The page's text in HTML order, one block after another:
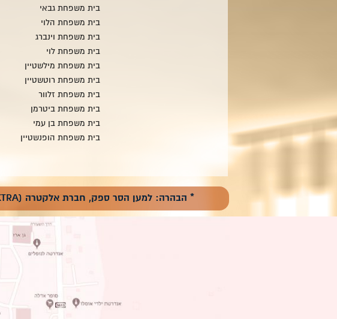
בית משפחת גבאי
בית משפחת הלוי
בית משפחת וינברג
בית משפחת לוי
בית משפחת מילשטיין
בית משפחת רוטשטיין
בית משפחת זלוור
בית משפחת ביטרמן
בית משפחת בן עמי
בית משפחת הופנשטיין
* הבהרה: למען הסר ספק, חברת אלקטרה (ELEKTRA) אירופה אינה קשורה ,לא במישרין ולא בעקיפין לחברת אלקטרה ישראל.